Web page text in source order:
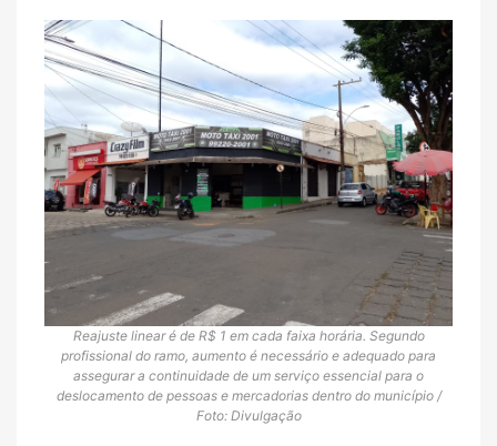
Reajuste linear é de R$ 1 em cada faixa horária. Segundo
profissional do ramo, aumento é necessário e adequado para
assegurar a continuidade de um serviço essencial para o
deslocamento de pessoas e mercadorias dentro do município /
Foto: Divulgação